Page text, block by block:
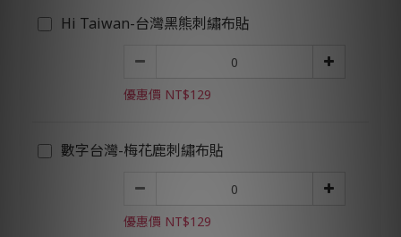
Hi Taiwan-台灣黑熊刺繡布貼
優惠價 NT$129
數字台灣-梅花鹿刺繡布貼
優惠價 NT$129